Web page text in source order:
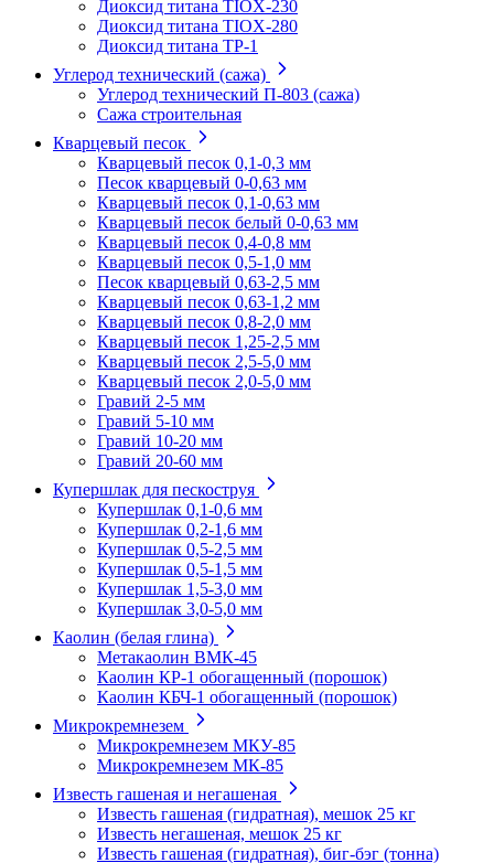
Диоксид титана TIOX-230
Диоксид титана TIOX-280
Диоксид титана TР-1
Углерод технический (сажа)
Углерод технический П-803 (сажа)
Сажа строительная
Кварцевый песок
Кварцевый песок 0,1-0,3 мм
Песок кварцевый 0-0,63 мм
Кварцевый песок 0,1-0,63 мм
Кварцевый песок белый 0-0,63 мм
Кварцевый песок 0,4-0,8 мм
Кварцевый песок 0,5-1,0 мм
Песок кварцевый 0,63-2,5 мм
Кварцевый песок 0,63-1,2 мм
Кварцевый песок 0,8-2,0 мм
Кварцевый песок 1,25-2,5 мм
Кварцевый песок 2,5-5,0 мм
Кварцевый песок 2,0-5,0 мм
Гравий 2-5 мм
Гравий 5-10 мм
Гравий 10-20 мм
Гравий 20-60 мм
Купершлак для пескоструя
Купершлак 0,1-0,6 мм
Купершлак 0,2-1,6 мм
Купершлак 0,5-2,5 мм
Купершлак 0,5-1,5 мм
Купершлак 1,5-3,0 мм
Купершлак 3,0-5,0 мм
Каолин (белая глина)
Метакаолин ВМК-45
Каолин КР-1 обогащенный (порошок)
Каолин КБЧ-1 обогащенный (порошок)
Микрокремнезем
Микрокремнезем МКУ-85
Микрокремнезем МК-85
Известь гашеная и негашеная
Известь гашеная (гидратная), мешок 25 кг
Известь негашеная, мешок 25 кг
Известь гашеная (гидратная), биг-бэг (тонна)